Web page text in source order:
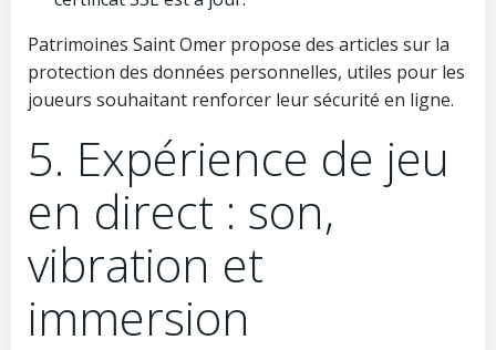
Patrimoines Saint Omer propose des articles sur la
protection des données personnelles, utiles pour les
joueurs souhaitant renforcer leur sécurité en ligne.
5. Expérience de jeu
en direct : son,
vibration et
immersion